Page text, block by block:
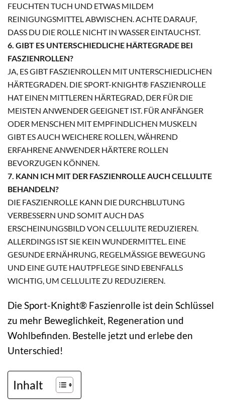
FEUCHTEN TUCH UND ETWAS MILDEM
REINIGUNGSMITTEL ABWISCHEN. ACHTE DARAUF,
DASS DU DIE ROLLE NICHT IN WASSER EINTAUCHST.
6. GIBT ES UNTERSCHIEDLICHE HÄRTEGRADE BEI
FASZIENROLLEN?
JA, ES GIBT FASZIENROLLEN MIT UNTERSCHIEDLICHEN
HÄRTEGRADEN. DIE SPORT-KNIGHT® FASZIENROLLE
HAT EINEN MITTLEREN HÄRTEGRAD, DER FÜR DIE
MEISTEN ANWENDER GEEIGNET IST. FÜR ANFÄNGER
ODER MENSCHEN MIT EMPFINDLICHEN MUSKELN
GIBT ES AUCH WEICHERE ROLLEN, WÄHREND
ERFAHRENE ANWENDER HÄRTERE ROLLEN
BEVORZUGEN KÖNNEN.
7. KANN ICH MIT DER FASZIENROLLE AUCH CELLULITE
BEHANDELN?
DIE FASZIENROLLE KANN DIE DURCHBLUTUNG
VERBESSERN UND SOMIT AUCH DAS
ERSCHEINUNGSBILD VON CELLULITE REDUZIEREN.
ALLERDINGS IST SIE KEIN WUNDERMITTEL. EINE
GESUNDE ERNÄHRUNG, REGELMÄSSIGE BEWEGUNG U
ND EINE GUTE HAUTPFLEGE SIND EBENFALLS W
ICHTIG, UM CELLULITE ZU REDUZIEREN.
Die Sport-Knight® Faszienrolle ist dein Schlüssel
zu mehr Beweglichkeit, Regeneration und
Wohlbefinden. Bestelle jetzt und erlebe den
Unterschied!
Inhalt